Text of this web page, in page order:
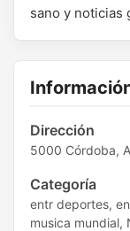
sano y noticias
Dirección
5000 Córdoba,
Categoría
entr deportes,
musica mundial,